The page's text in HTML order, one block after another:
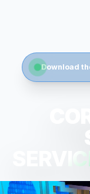
Download